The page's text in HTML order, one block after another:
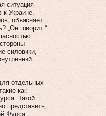
ситуация
Украине.
объясняет
„Он говорит:“
силовики,
отдельных
как
Такой
представить,
Фурса.